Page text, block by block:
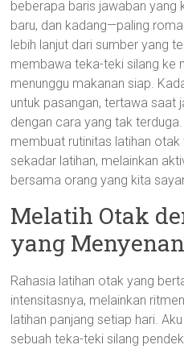
beberapa baris jawaban yang
baru, dan kadang—paling
lebih lanjut dari sumber yang
membawa teka-teki silang ke
menunggu makanan siap.
untuk pasangan, tertawa saat
dengan cara yang tak
membuat rutinitas latihan
sekadar latihan, melainkan
bersama orang yang kita
Melatih Otak
yang
Rahasia latihan otak yang
intensitasnya, melainkan
latihan panjang setiap hari.
sebuah teka-teki silang